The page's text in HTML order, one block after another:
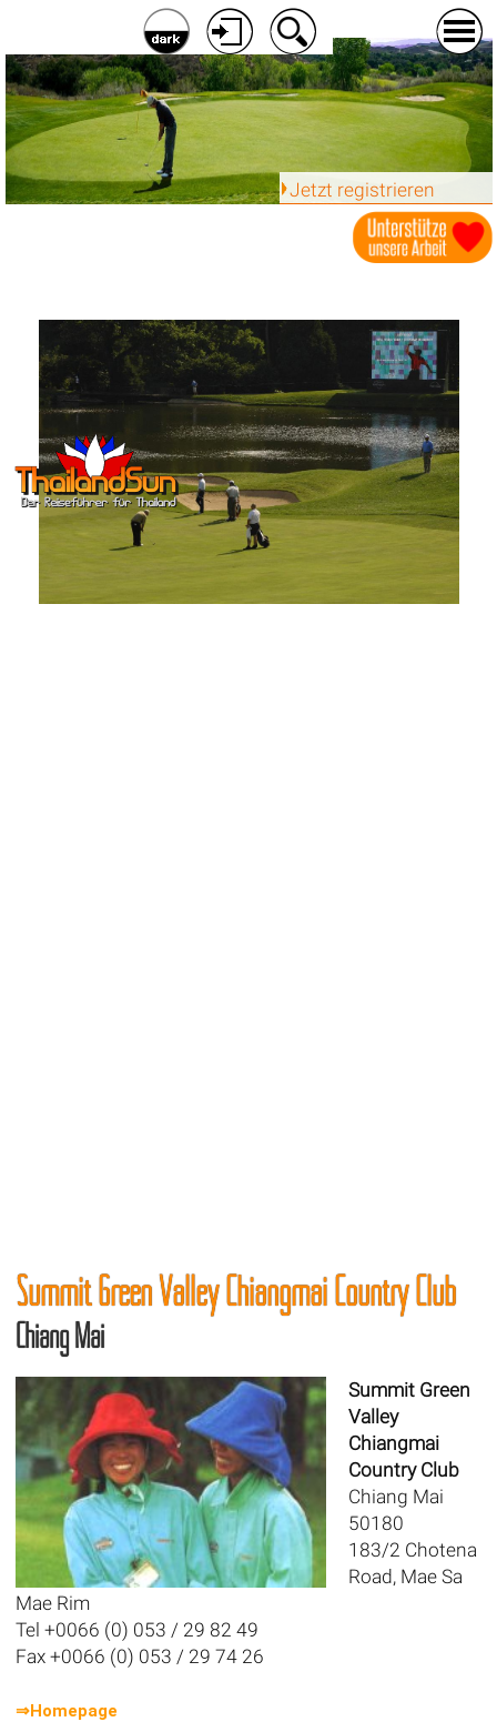
Jetzt registrieren
Summit Green Valley Chiangmai Country Club
Chiang Mai
Summit Green
Valley
Chiangmai
Country Club
Chiang Mai
50180
183/2 Chotena
Road, Mae Sa
Mae Rim
Tel +0066 (0) 053 / 29 82 49
Fax +0066 (0) 053 / 29 74 26
⇒Homepage